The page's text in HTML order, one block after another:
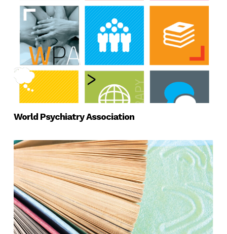
World Psychiatry Association